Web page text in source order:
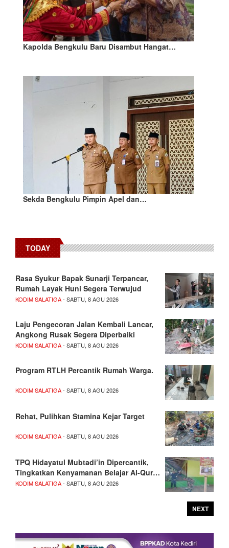
Kapolda Bengkulu Baru Disambut Hangat…
Sekda Bengkulu Pimpin Apel dan…
TODAY
Rasa Syukur Bapak Sunarji Terpancar,
Rumah Layak Huni Segera Terwujud
KODIM SALATIGA- SABTU, 8 AGU 2026
Laju Pengecoran Jalan Kembali Lancar,
Angkong Rusak Segera Diperbaiki
KODIM SALATIGA- SABTU, 8 AGU 2026
Program RTLH Percantik Rumah Warga.
KODIM SALATIGA- SABTU, 8 AGU 2026
Rehat, Pulihkan Stamina Kejar Target
KODIM SALATIGA- SABTU, 8 AGU 2026
TPQ Hidayatul Mubtadi’in Dipercantik,
Tingkatkan Kenyamanan Belajar Al-Qur…
KODIM SALATIGA- SABTU, 8 AGU 2026
NEXT